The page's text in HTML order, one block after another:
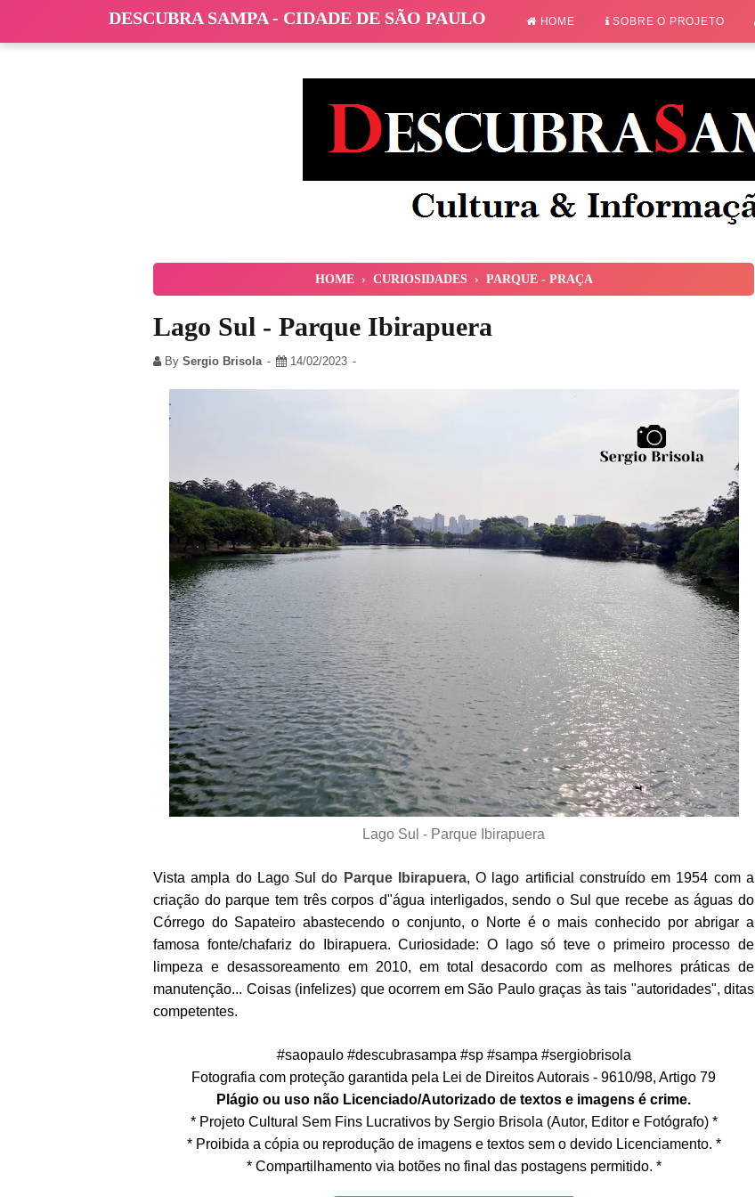
DESCUBRA SAMPA - CIDADE DE SÃO PAULO HOME SOBRE O PROJETO
HOME › CURIOSIDADES › PARQUE - PRAÇA
Lago Sul - Parque Ibirapuera
By Sergio Brisola 14/02/2023
Lago Sul - Parque Ibirapuera
Vista ampla do Lago Sul do Parque Ibirapuera, O lago artificial construído em 1954 com a
criação do parque tem três corpos d"água interligados, sendo o Sul que recebe as águas do
Córrego do Sapateiro abastecendo o conjunto, o Norte é o mais conhecido por abrigar a
famosa fonte/chafariz do Ibirapuera. Curiosidade: O lago só teve o primeiro processo de
limpeza e desassoreamento em 2010, em total desacordo com as melhores práticas de
manutenção... Coisas (infelizes) que ocorrem em São Paulo graças às tais "autoridades", ditas
competentes.
#saopaulo #descubrasampa #sp #sampa #sergiobrisola
Fotografia com proteção garantida pela Lei de Direitos Autorais - 9610/98, Artigo 79
Plágio ou uso não Licenciado/Autorizado de textos e imagens é crime.
* Projeto Cultural Sem Fins Lucrativos by Sergio Brisola (Autor, Editor e Fotógrafo) *
* Proibida a cópia ou reprodução de imagens e textos sem o devido Licenciamento. *
* Compartilhamento via botões no final das postagens permitido. *